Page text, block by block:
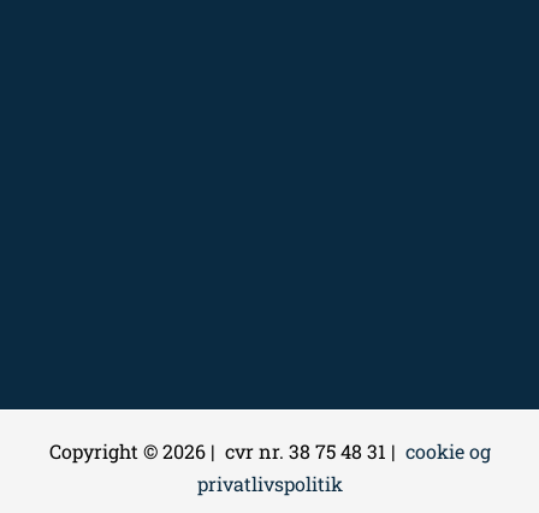
Copyright © 2026 | cvr nr. 38 75 48 31 | cookie og
privatlivspolitik